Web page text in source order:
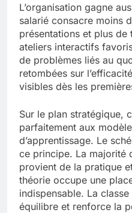
L’organisation gagne
salarié consacre moins
présentations et plus de
ateliers interactifs
de problèmes liés au
retombées sur
visibles dès les
Sur le plan stratégique,
parfaitement aux
d’apprentissage. Le
ce principe. La majorité
provient de la pratique
théorie occupe une
indispensable. La
équilibre et renforce la